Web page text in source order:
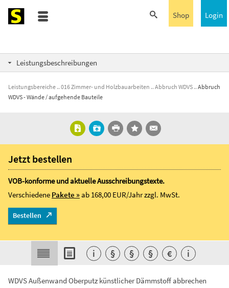
Login
Shop
Leistungsbeschreibungen
Leistungsbereiche 016 Zimmer- und Holzbauarbeiten Abbruch WDVS
Abbruch
WDVS - Wände / aufgehende Bauteile
WDVS Außenwand Oberputz künstlicher Dämmstoff abbrechen
Jetzt bestellen
VOB-konforme und aktuelle Ausschreibungstexte.
Verschiedene Pakete »ab 168,00 EUR/Jahrzzgl. MwSt.
Bestellen
i § § § € i